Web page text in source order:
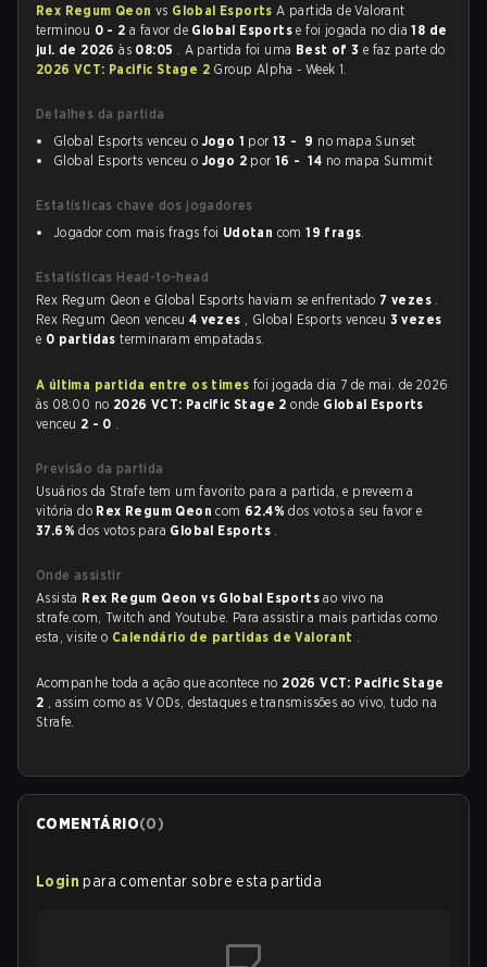
Rex Regum Qeon vs Global EsportsA partida de Valorant
terminou 0 - 2 a favor de Global Esportse foi jogada no dia18 de
jul. de 2026às 08:05 . A partida foi uma Best of 3 e faz parte do
2026 VCT: Pacific Stage 2 Group Alpha - Week 1.
Detalhes da partida
Global Esports venceu o Jogo 1 por13 - 9 no mapa Sunset
Global Esports venceu o Jogo 2 por16 - 14 no mapa Summit
Estatísticas chave dos jogadores
Jogador com mais frags foi Udotan com19 frags.
Estatísticas Head-to-head
Rex Regum Qeon e Global Esports haviam se enfrentado 7 vezes .
Rex Regum Qeon venceu 4 vezes , Global Esports venceu 3 vezes
e 0 partidasterminaram empatadas.
A última partida entre os times foi jogada dia 7 de mai. de 2026
às 08:00 no 2026 VCT: Pacific Stage 2onde Global Esports
venceu 2 - 0 .
Previsão da partida
Usuários da Strafe tem um favorito para a partida, e preveem a
vitória do Rex Regum Qeoncom 62.4%dos votos a seu favor e
37.6%dos votos para Global Esports .
Onde assistir
Assista Rex Regum Qeon vs Global Esportsao vivo na
strafe.com, Twitch and Youtube. Para assistir a mais partidas como
esta, visite o Calendário de partidas de Valorant .
Acompanhe toda a ação que acontece no 2026 VCT: Pacific Stage
2 , assim como as VODs, destaques e transmissões ao vivo, tudo na
Strafe.
COMENTÁRIO(0)
Login para comentar sobre esta partida